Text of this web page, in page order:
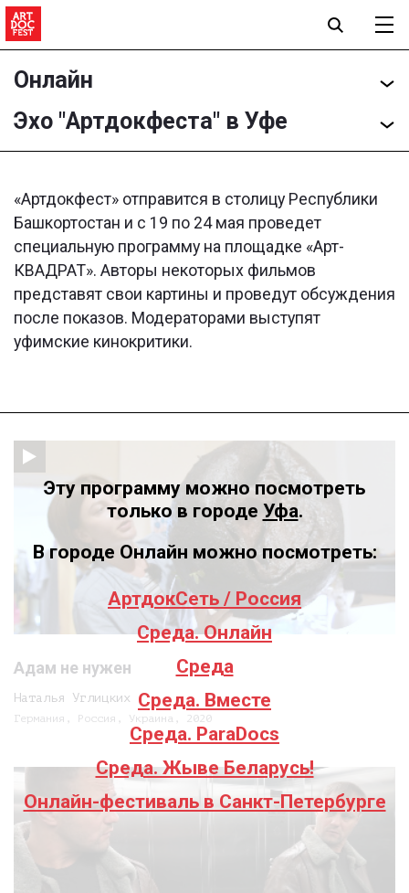
Онлайн
Эхо "Артдокфеста" в Уфе
«Артдокфест» отправится в столицу Республики
Башкортостан и с 19 по 24 мая проведет
специальную программу на площадке «Арт-
КВАДРАТ». Авторы некоторых фильмов
представят свои картины и проведут обсуждения
после показов. Модераторами выступят
уфимские кинокритики.
Адам не нужен
Наталья Углицких
Германия, Россия, Украина, 2020
Эту программу можно посмотреть
только в городе Уфа.
В городе Онлайн можно посмотреть:
АртдокСеть / Россия
Среда. Онлайн
Среда
Среда. Вместе
Среда. ParaDocs
Среда. Жыве Беларусь!
Онлайн-фестиваль в Санкт-Петербурге